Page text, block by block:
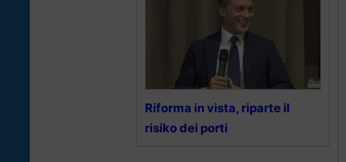
Riforma in vista, riparte il
risiko dei porti